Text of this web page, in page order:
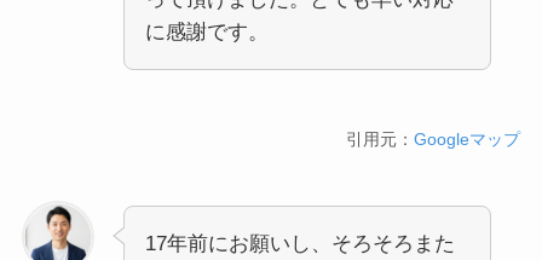
に感謝です。
引用元：Googleマップ
17年前にお願いし、そろそろまた